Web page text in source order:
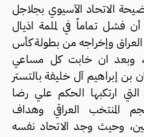
الاتحاد الآسيوي بجلاجل
فشل تماماً في لملمة اذيال
وإخراجه من بطولة كأس
وبعد ان خابت كل مساعي
بن إبراهيم آل خليفة بالتستر
ارتكبها الحكم علي رضا
المنتخب العراقي وهداف
وحيث وجد الاتحاد نفسه